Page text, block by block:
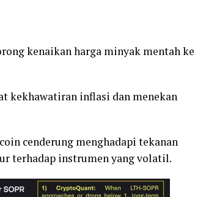
kenaikan harga minyak mentah ke
kekhawatiran inflasi dan menekan
cenderung menghadapi tekanan
terhadap instrumen yang volatil.